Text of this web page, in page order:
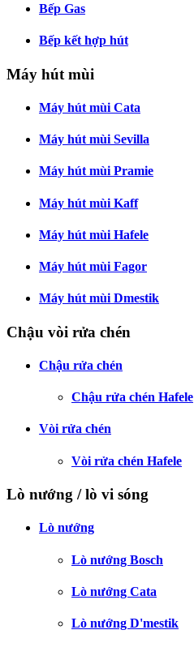
Bếp Gas
Bếp kết hợp hút
Máy hút mùi
Máy hút mùi Cata
Máy hút mùi Sevilla
Máy hút mùi Pramie
Máy hút mùi Kaff
Máy hút mùi Hafele
Máy hút mùi Fagor
Máy hút mùi Dmestik
Chậu vòi rửa chén
Chậu rửa chén
Chậu rửa chén Hafele
Vòi rửa chén
Vòi rửa chén Hafele
Lò nướng / lò vi sóng
Lò nướng
Lò nướng Bosch
Lò nướng Cata
Lò nướng D'mestik